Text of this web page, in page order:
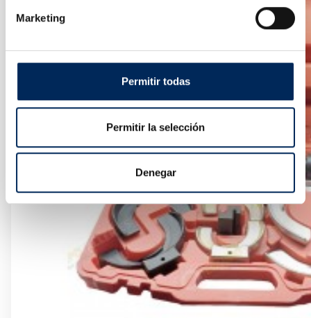
Marketing
Permitir todas
Permitir la selección
Denegar